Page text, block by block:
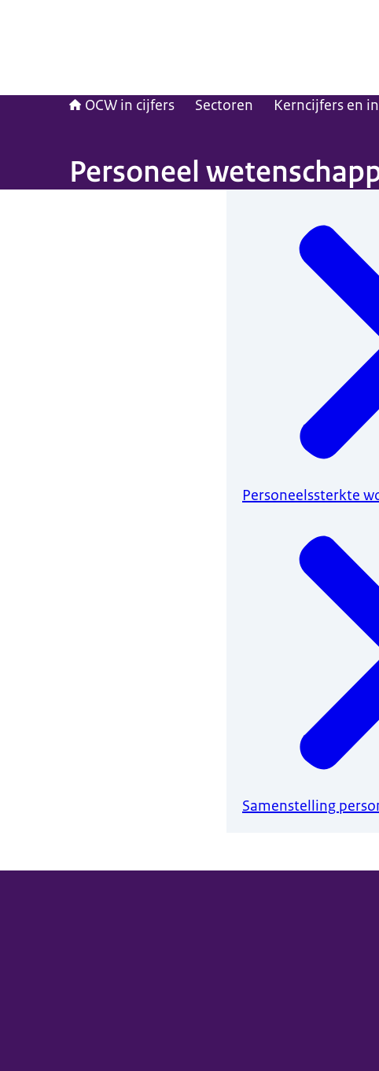
OCW in cijfers Sectoren Kerncijfers en
Personeel
Personeelssterkte
Samenstelling